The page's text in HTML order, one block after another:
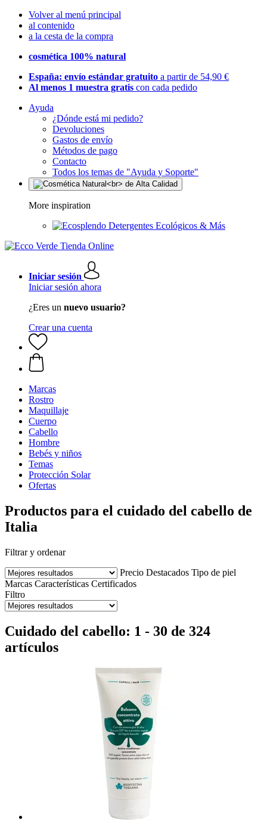
Volver al menú principal
al contenido
a la cesta de la compra
cosmética 100% natural
España: envío estándar gratuito a partir de 54,90 €
Al menos 1 muestra gratis con cada pedido
Ayuda
¿Dónde está mi pedido?
Devoluciones
Gastos de envío
Métodos de pago
Contacto
Todos los temas de "Ayuda y Soporte"
More inspiration
Detergentes Ecológicos & Más
Iniciar sesión
Iniciar sesión ahora
¿Eres un nuevo usuario?
Crear una cuenta
Marcas
Rostro
Maquillaje
Cuerpo
Cabello
Hombre
Bebés y niños
Temas
Protección Solar
Ofertas
Productos para el cuidado del cabello de
Italia
Filtrar y ordenar
Precio Destacados Tipo de piel
Marcas Características Certificados
Filtro
Cuidado del cabello: 1 - 30 de 324
artículos